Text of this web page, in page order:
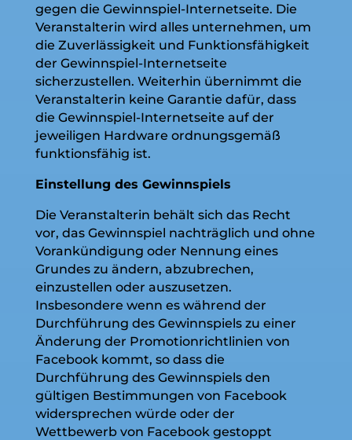
gegen die Gewinnspiel-Internetseite. Die
Veranstalterin wird alles unternehmen, um
die Zuverlässigkeit und Funktionsfähigkeit
der Gewinnspiel-Internetseite
sicherzustellen. Weiterhin übernimmt die
Veranstalterin keine Garantie dafür, dass
die Gewinnspiel-Internetseite auf der
jeweiligen Hardware ordnungsgemäß
funktionsfähig ist.
Einstellung des Gewinnspiels
Die Veranstalterin behält sich das Recht
vor, das Gewinnspiel nachträglich und ohne
Vorankündigung oder Nennung eines
Grundes zu ändern, abzubrechen,
einzustellen oder auszusetzen.
Insbesondere wenn es während der
Durchführung des Gewinnspiels zu einer
Änderung der Promotionrichtlinien von
Facebook kommt, so dass die
Durchführung des Gewinnspiels den
gültigen Bestimmungen von Facebook
widersprechen würde oder der
Wettbewerb von Facebook gestoppt